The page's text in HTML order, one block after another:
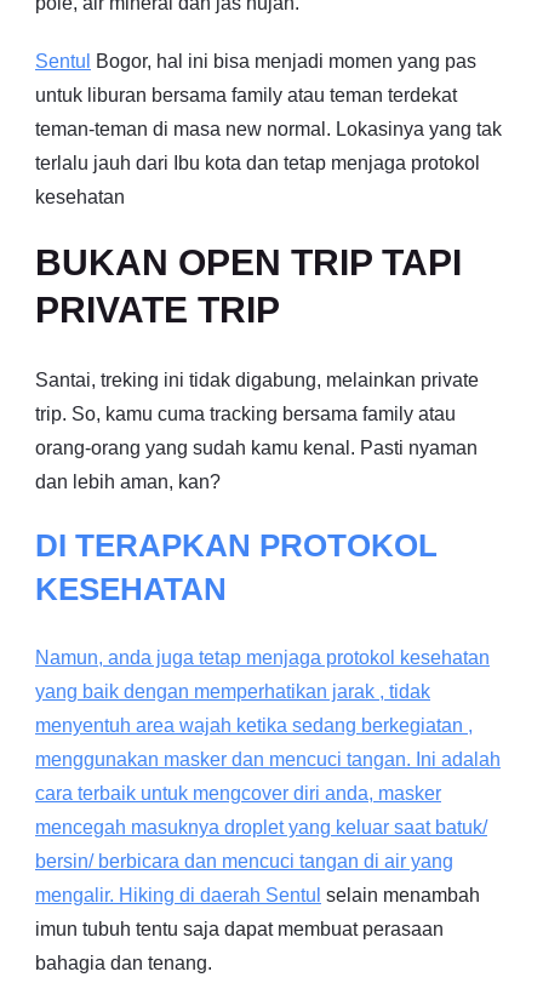
Sentul
Bogor, hal ini bisa menjadi momen yang pas
untuk liburan bersama family atau teman terdekat
teman-teman di masa new normal. Lokasinya yang tak
terlalu jauh dari Ibu kota dan tetap menjaga protokol
kesehatan
BUKAN OPEN TRIP TAPI
PRIVATE TRIP
Santai, treking ini tidak digabung, melainkan private
trip. So, kamu cuma tracking bersama family atau
orang-orang yang sudah kamu kenal. Pasti nyaman
dan lebih aman, kan?
DI TERAPKAN PROTOKOL
KESEHATAN
Namun, anda juga tetap menjaga protokol kesehatan
yang baik dengan memperhatikan jarak , tidak
menyentuh area wajah ketika sedang berkegiatan ,
menggunakan masker dan mencuci tangan. Ini adalah
cara terbaik untuk mengcover diri anda, masker
mencegah masuknya droplet yang keluar saat batuk/
bersin/ berbicara dan mencuci tangan di air yang
mengalir. Hiking di daerah Sentul selain menambah
imun tubuh tentu saja dapat membuat perasaan
bahagia dan tenang.